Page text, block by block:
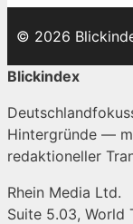
© 2026
Blickindex
Hintergründe —
redaktioneller
Rhein Media Ltd.
Suite 5.03, World